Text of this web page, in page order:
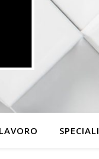
SPECIALI